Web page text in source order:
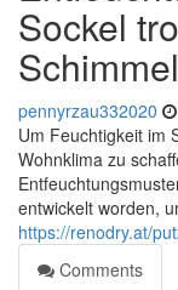
Sockel
pennyrzau332020
Um Feuchtigkeit im
Wohnklima zu
entwickelt worden,
https://renodry.at/
Comments